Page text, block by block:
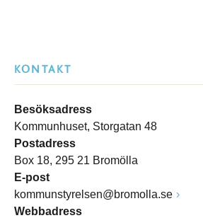
KONTAKT
Besöksadress
Kommunhuset, Storgatan 48
Postadress
Box 18, 295 21 Bromölla
E-post
kommunstyrelsen@bromolla.se
Webbadress